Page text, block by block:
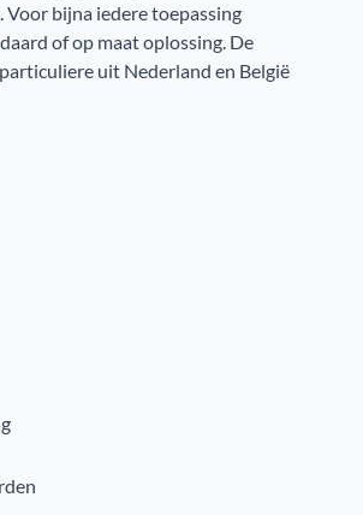
Voor bijna iedere toepassing
of op maat oplossing. De
uit Nederland en België